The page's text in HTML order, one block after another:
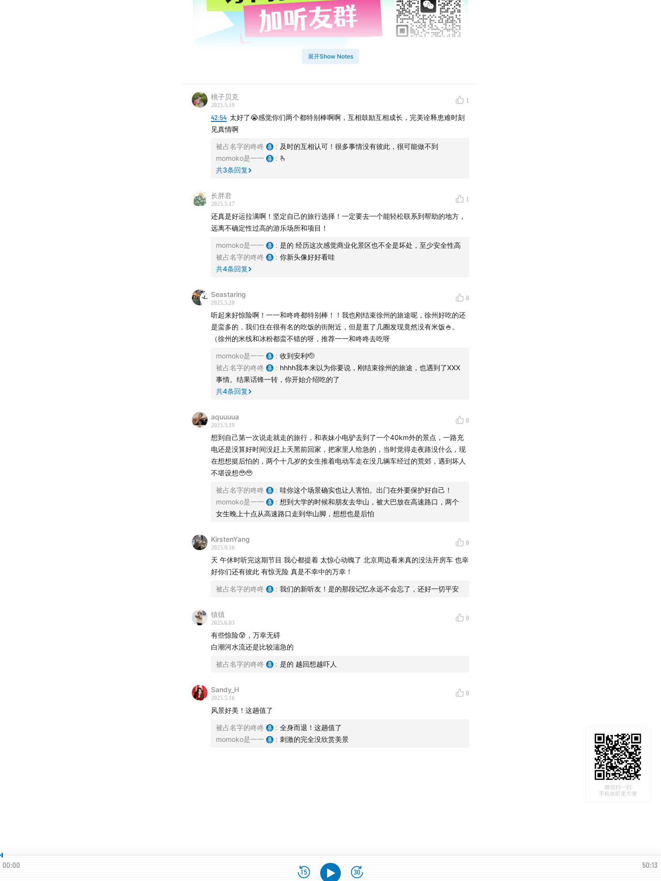
🚐房车惊魂24小时：一场价值1万块的“极限求生”
“差10厘米就翻进河里！”“车顶撞出大洞还笑得出来？”我们刚经历完一场价值万
元的房车旅行，连夜录下这期“劫后余生”特辑！
原本计划的京郊房车露营：带墨镜看书、溪边烧烤、星空下躺平……现实却是
——误入逼仄小路，难关重重，3米宽房车卡在3.05米窄道上，右侧是湍急河
流，左侧是刮车的树丛，头顶撞出窟窿，进退两难。
💡为什么听这期？
避坑指南：房车修理费花样繁多，价格不菲
全程复盘：我们如何过五关斩六斩，成功逃出生天
情感分享：伴侣在绝境中如何成为“命运共同体”
“我们面对上限60分的答卷，交出了100分的答案”
【时间线】
04:30选目的地：百里画廊诱惑了我们
“刷小红书种草‘溪边露营’，结果导航全是‘野生景点’”
北京周边目的地选无可选，要想人少只能土坡配浑水...”
致命拐弯：3米房车挤进3.05米窄道
“左边刮树右边悬空，轮子离河岸只剩3厘米”
“铁丝网划车声像指甲抠黑板，全程肾上腺素飙升”
18:40 车顶破洞：价值万元的“咚”
“签合同时说‘别把车顶撞穿就行’，结果真穿了个洞”
“1万块买断惊悚片体验，能吹一辈子，你说值不值”
26:10深夜困局：脚下有泥潭前后有车堵
“太阳下山前必须出去！不能后退、不能掉头，只能前进”
⏱️34:50重走来时路，开出“航天级精度”
“后视镜和玻璃收放30次，冷静地像机器一般”
“一旦放松就又出问题，还好有惊无险”
42:20 劫后烧烤：棉被战神与灭炭之战
“裹棉被烧炭，火星子没见着，牙齿先开始rap”
“赔钱事小，我们安全出来比什么都强”
展开Show Notes
桃子贝克
2025.5.19
1
42:54 太好了😭感觉你们两个都特别棒啊啊，互相鼓励互相成长，完美诠释患难时刻
见真情啊
被占名字的咚咚 : 及时的互相认可！很多事情没有彼此，很可能做不到
momoko是一一
: 🫰
共3条回复
长胖君
2025.5.17
1
还真是好运拉满啊！坚定自己的旅行选择！一定要去一个能轻松联系到帮助的地方，
远离不确定性过高的游乐场所和项目！
momoko是一一 : 是的 经历这次感觉商业化景区也不全是坏处，至少安全性高
被占名字的咚咚
: 你新头像好好看哇
共4条回复
Seastaring
2025.5.20
0
听起来好惊险啊！一一和咚咚都特别棒！！我也刚结束徐州的旅途呢，徐州好吃的还
是蛮多的，我们住在很有名的吃饭的街附近，但是逛了几圈发现竟然没有米饭🍚。
（徐州的米线和冰粉都蛮不错的呀，推荐一一和咚咚去吃呀
momoko是一一 : 收到安利🫡
被占名字的咚咚
: hhhh我本来以为你要说，刚结束徐州的旅途，也遇到了XXX
事情。结果话锋一转，你开始介绍吃的了
共4条回复
aquuuua
2025.5.19
0
想到自己第一次说走就走的旅行，和表妹小电驴去到了一个40km外的景点，一路充
电还是没算好时间没赶上天黑前回家，把家里人给急的，当时觉得走夜路没什么，现
在想想挺后怕的，两个十几岁的女生推着电动车走在没几辆车经过的荒郊，遇到坏人
不堪设想🥹🥹
被占名字的咚咚 : 哇你这个场景确实也让人害怕。出门在外要保护好自己！
momoko是一一
: 想到大学的时候和朋友去华山，被大巴放在高速路口，两个
女生晚上十点从高速路口走到华山脚，想想也是后怕
KirstenYang
2025.9.16
0
天 午休时听完这期节目 我心都提着 太惊心动魄了 北京周边看来真的没法开房车 也幸
好你们还有彼此 有惊无险 真是不幸中的万幸！
被占名字的咚咚 : 我们的新听友！是的那段记忆永远不会忘了，还好一切平安
镇镇
2025.6.03
0
有些惊险😰，万幸无碍
白潮河水流还是比较湍急的
被占名字的咚咚 : 是的 越回想越吓人
Sandy_H
2025.5.16
0
风景好美！这趟值了
被占名字的咚咚 : 全身而退！这趟值了
momoko是一一
: 刺激的完全没欣赏美景
微信扫一扫
手机收听更方便
00:00 50:13